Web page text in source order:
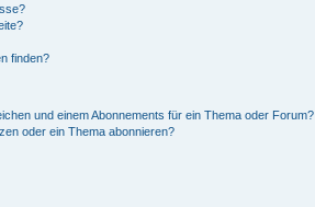
finden?
und einem Abonnements für ein Thema oder Forum?
oder ein Thema abonnieren?